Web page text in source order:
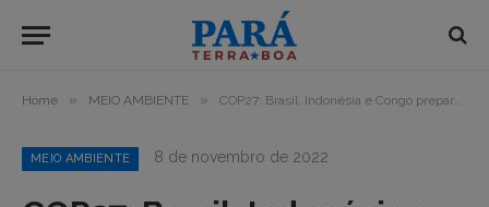
Home » MEIO AMBIENTE » COP27: Brasil, Indonésia e Congo preparam aliança batizada de ‘OPEP das Florestas Tropicais’
MEIO AMBIENTE 8 de novembro de 2022